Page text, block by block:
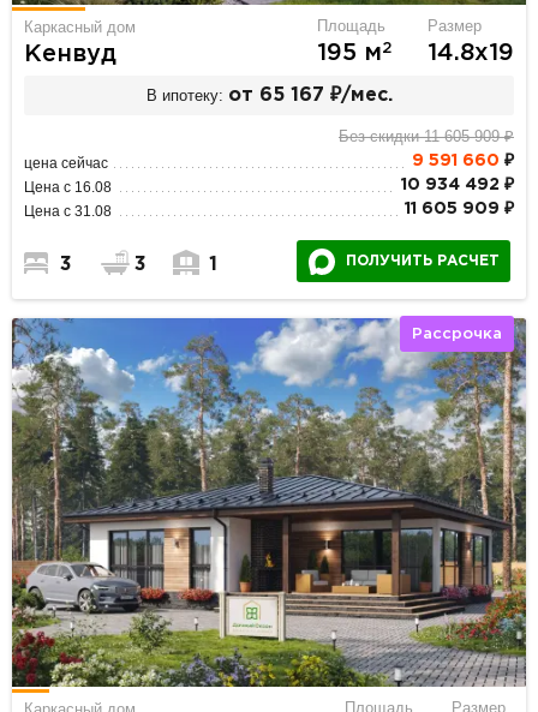
Каркасный дом
Кенвуд
Площадь
195 м2
Размер
14.8х19
В ипотеку: от 65 167 ₽/мес.
Без скидки 11 605 909 ₽
цена сейчас 9 591 660 ₽
Цена с 16.08 10 934 492 ₽
Цена с 31.08 11 605 909 ₽
3 3 1 ПОЛУЧИТЬ РАСЧЕТ
Рассрочка
Площадь Размер